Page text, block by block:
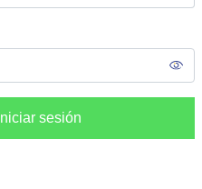
Iniciar sesión